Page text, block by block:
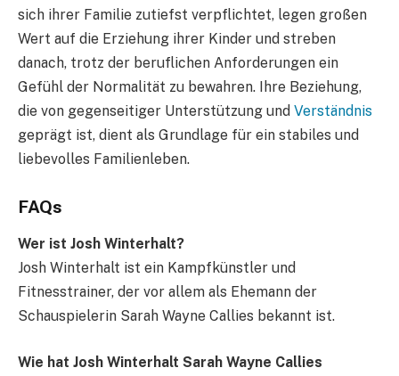
sich ihrer Familie zutiefst verpflichtet, legen großen
Wert auf die Erziehung ihrer Kinder und streben
danach, trotz der beruflichen Anforderungen ein
Gefühl der Normalität zu bewahren. Ihre Beziehung,
die von gegenseitiger Unterstützung und Verständnis
geprägt ist, dient als Grundlage für ein stabiles und
liebevolles Familienleben.
FAQs
Wer ist Josh Winterhalt?
Josh Winterhalt ist ein Kampfkünstler und
Fitnesstrainer, der vor allem als Ehemann der
Schauspielerin Sarah Wayne Callies bekannt ist.
Wie hat Josh Winterhalt Sarah Wayne Callies